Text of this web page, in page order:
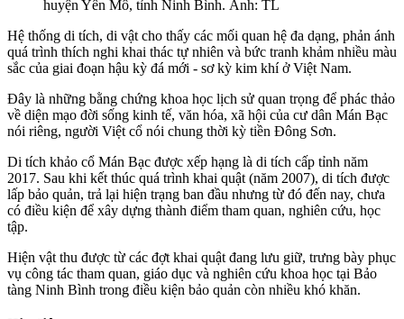
huyện Yên Mô, tỉnh Ninh Bình. Ảnh: TL
Hệ thống di tích, di vật cho thấy các mối quan hệ đa dạng, phản ánh
quá trình thích nghi khai thác tự nhiên và bức tranh khảm nhiều màu
sắc của giai đoạn hậu kỳ đá mới - sơ kỳ kim khí ở Việt Nam.
Đây là những bằng chứng khoa học lịch sử quan trọng để phác thảo
về diện mạo đời sống kinh tế, văn hóa, xã hội của cư dân Mán Bạc
nói riêng, người Việt cổ nói chung thời kỳ tiền Đông Sơn.
Di tích khảo cổ Mán Bạc được xếp hạng là di tích cấp tỉnh năm
2017. Sau khi kết thúc quá trình khai quật (năm 2007), di tích được
lấp bảo quản, trả lại hiện trạng ban đầu nhưng từ đó đến nay, chưa
có điều kiện để xây dựng thành điểm tham quan, nghiên cứu, học
tập.
Hiện vật thu được từ các đợt khai quật đang lưu giữ, trưng bày phục
vụ công tác tham quan, giáo dục và nghiên cứu khoa học tại Bảo
tàng Ninh Bình trong điều kiện bảo quản còn nhiều khó khăn.